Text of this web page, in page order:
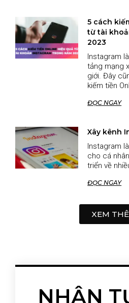
5 cách
từ tài
2023
Instagram
tảng mạng
giới. Đây
kiếm tiền
ĐỌC NGAY
Xây kênh
Instagram
cho cá
triển về
ĐỌC NGAY
XEM
NHẬN